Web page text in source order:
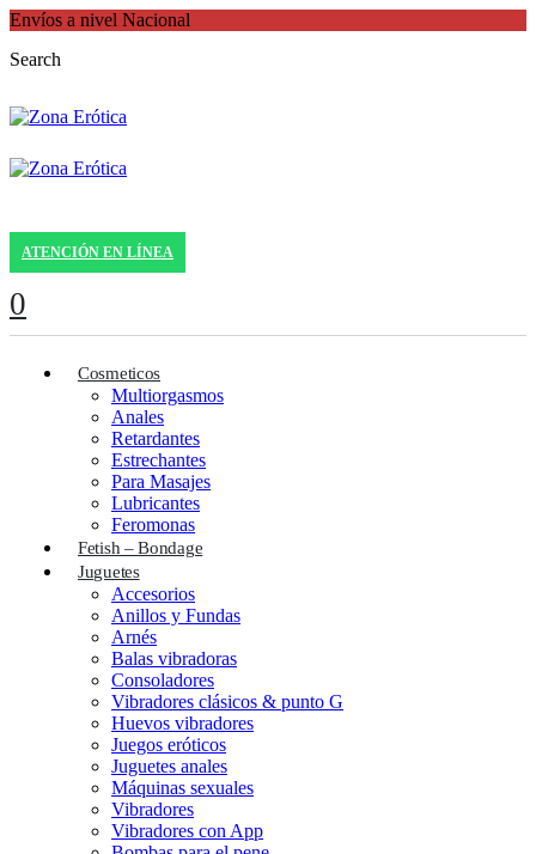
Envíos a nivel Nacional
Search
ATENCIÓN EN LÍNEA
0
Cosmeticos
Multiorgasmos
Anales
Retardantes
Estrechantes
Para Masajes
Lubricantes
Feromonas
Fetish – Bondage
Juguetes
Accesorios
Anillos y Fundas
Arnés
Balas vibradoras
Consoladores
Vibradores clásicos & punto G
Huevos vibradores
Juegos eróticos
Juguetes anales
Máquinas sexuales
Vibradores
Vibradores con App